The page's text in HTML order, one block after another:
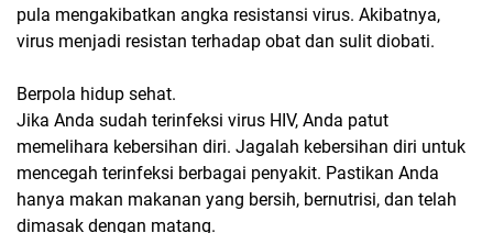
pula mengakibatkan angka resistansi virus. Akibatnya,
virus menjadi resistan terhadap obat dan sulit diobati.
Berpola hidup sehat.
Jika Anda sudah terinfeksi virus HIV, Anda patut
memelihara kebersihan diri. Jagalah kebersihan diri untuk
mencegah terinfeksi berbagai penyakit. Pastikan Anda
hanya makan makanan yang bersih, bernutrisi, dan telah
dimasak dengan matang.